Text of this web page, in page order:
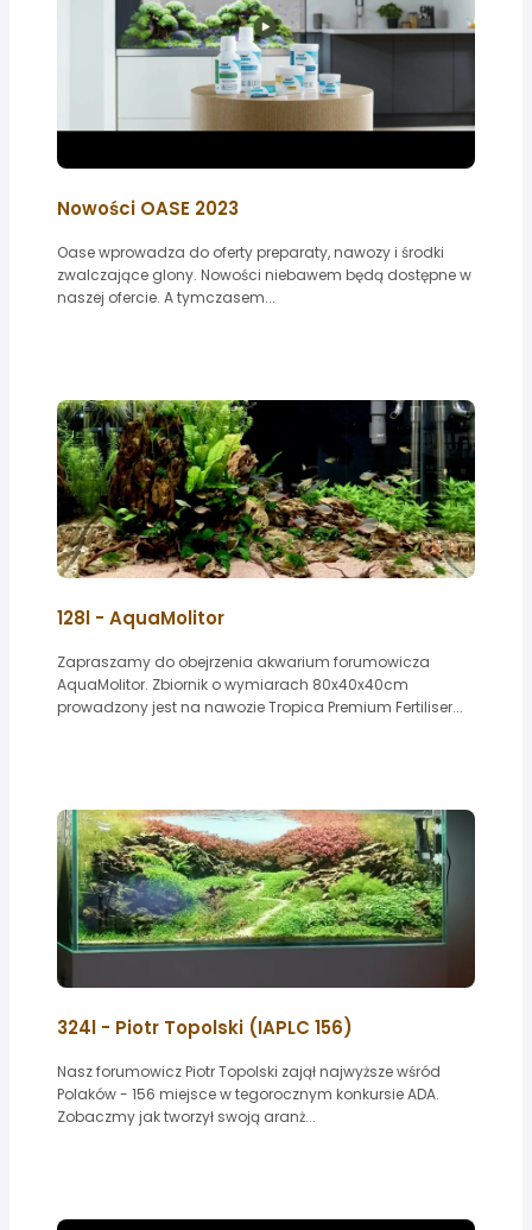
Nowości OASE 2023
Oase wprowadza do oferty preparaty, nawozy i środki
zwalczające glony. Nowości niebawem będą dostępne w
naszej ofercie. A tymczasem...
128l - AquaMolitor
Zapraszamy do obejrzenia akwarium forumowicza
AquaMolitor. Zbiornik o wymiarach 80x40x40cm
prowadzony jest na nawozie Tropica Premium Fertiliser...
324l - Piotr Topolski (IAPLC 156)
Nasz forumowicz Piotr Topolski zajął najwyższe wśród
Polaków - 156 miejsce w tegorocznym konkursie ADA.
Zobaczmy jak tworzył swoją aranż...